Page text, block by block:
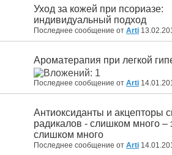
Уход за кожей при псориазе:
индивидуальный подход
Последнее сообщение от Arti
Ароматерапия при легкой
Последнее сообщение от Arti
Антиоксиданты и акцепторы
радикалов - слишком много –
слишком много
Последнее сообщение от Arti